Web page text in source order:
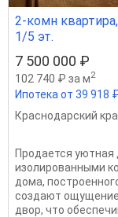
2-комн
1/5 эт.
7 500 000 ₽
102 740 ₽ за м2
Ипотека от 39 918
Краснодарский
Продается уютная
изолированными
дома,
создают ощущение
двор, что